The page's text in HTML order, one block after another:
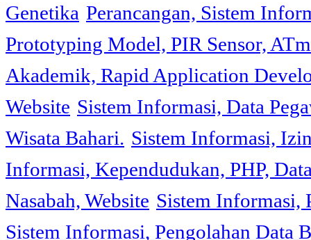
Genetika Perancangan, Sistem
Prototyping Model, PIR Sensor,
Akademik, Rapid Application
Website Sistem Informasi, Data
Wisata Bahari. Sistem Informasi,
Informasi, Kependudukan, PHP,
Nasabah, Website Sistem Informasi,
Sistem Informasi, Pengolahan Data